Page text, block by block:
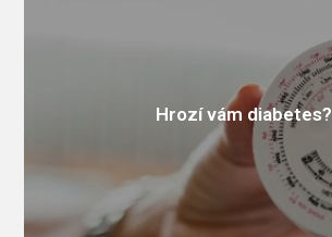
Hrozí vám diabetes?